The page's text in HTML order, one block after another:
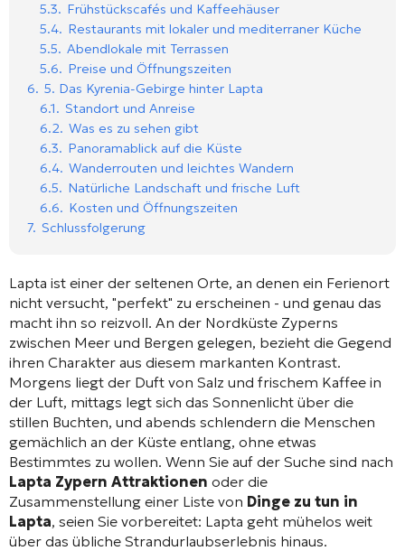
5.3. Frühstückscafés und Kaffeehäuser
5.4. Restaurants mit lokaler und mediterraner Küche
5.5. Abendlokale mit Terrassen
5.6. Preise und Öffnungszeiten
6. 5. Das Kyrenia-Gebirge hinter Lapta
6.1. Standort und Anreise
6.2. Was es zu sehen gibt
6.3. Panoramablick auf die Küste
6.4. Wanderrouten und leichtes Wandern
6.5. Natürliche Landschaft und frische Luft
6.6. Kosten und Öffnungszeiten
7. Schlussfolgerung
Lapta ist einer der seltenen Orte, an denen ein Ferienort
nicht versucht, "perfekt" zu erscheinen - und genau das
macht ihn so reizvoll. An der Nordküste Zyperns
zwischen Meer und Bergen gelegen, bezieht die Gegend
ihren Charakter aus diesem markanten Kontrast.
Morgens liegt der Duft von Salz und frischem Kaffee in
der Luft, mittags legt sich das Sonnenlicht über die
stillen Buchten, und abends schlendern die Menschen
gemächlich an der Küste entlang, ohne etwas
Bestimmtes zu wollen. Wenn Sie auf der Suche sind nach
Lapta Zypern Attraktionen oder die
Zusammenstellung einer Liste von Dinge zu tun in
Lapta, seien Sie vorbereitet: Lapta geht mühelos weit
über das übliche Strandurlaubserlebnis hinaus.